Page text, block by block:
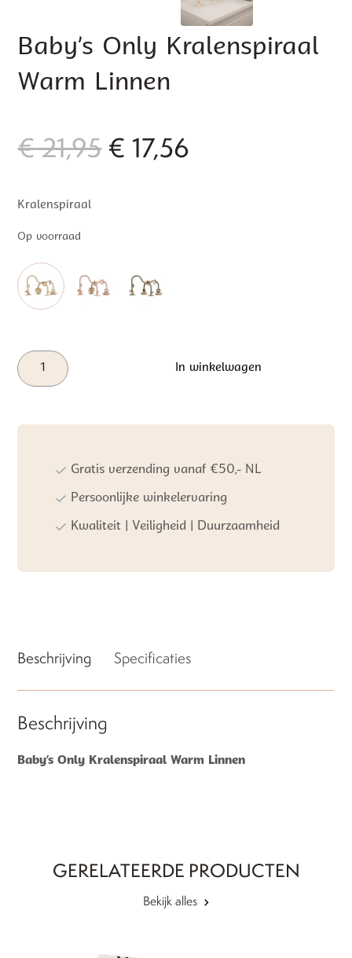
Baby’s Only Kralenspiraal
Warm Linnen
€21,95Oorspronkelijke
€ 17,56
Kralenspiraal
Op voorraad
Baby's
Only
Linnen
In winkelwagen
Gratis verzending vanaf €50,- NL
Persoonlijke winkelervaring
Kwaliteit | Veiligheid | Duurzaamheid
Beschrijving Specificaties
Beschrijving
Baby’s Only Kralenspiraal Warm Linnen
GERELATEERDE PRODUCTEN
Bekijk alles